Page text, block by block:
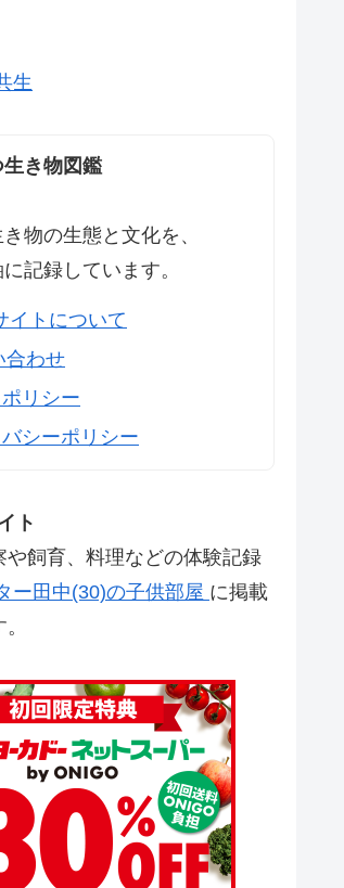
生
き物図鑑
物の生態と文化を、
記録しています。
イトについて
わせ
ポリシー
バシーポリシー
ト
や飼育、料理などの体験記録
ー田中(30)の子供部屋 に掲載